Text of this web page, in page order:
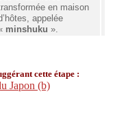
en maison
appelée
minshuku ».
cette étape :
Japon (b)